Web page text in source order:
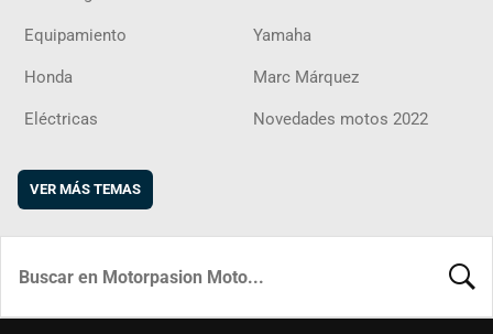
Equipamiento Yamaha
Honda Marc Márquez
Eléctricas Novedades motos 2022
VER MÁS TEMAS